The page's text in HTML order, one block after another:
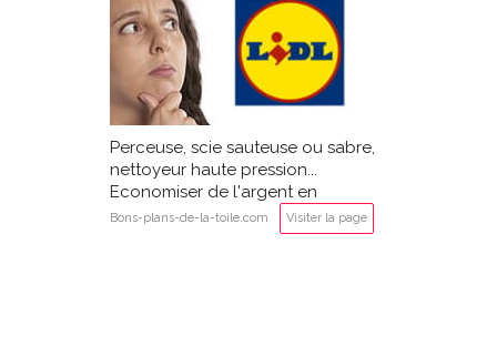
Perceuse, scie sauteuse ou sabre,
nettoyeur haute pression...
Economiser de l'argent en
achetant des outils LIDL Parkside?
Bons-plans-de-la-toile.com Visiter la page